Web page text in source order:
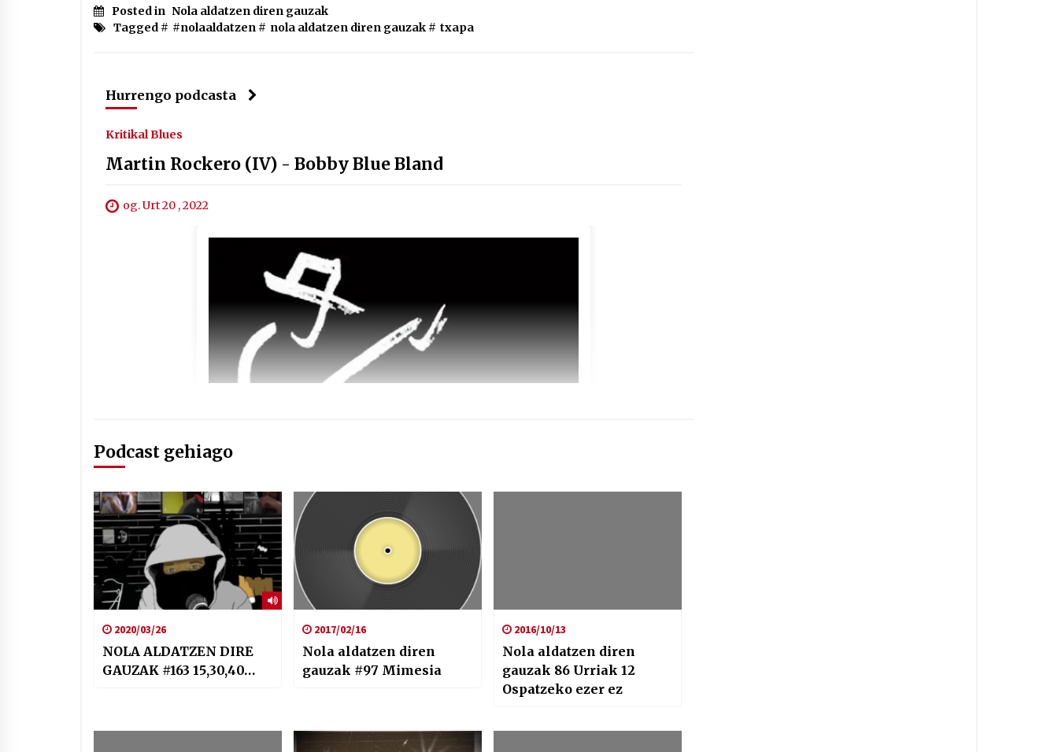
Posted in Nola aldatzen diren gauzak
Tagged # #nolaaldatzen # nola aldatzen diren gauzak # txapa
Hurrengo podcasta
Kritikal Blues
Martin Rockero (IV) - Bobby Blue Bland
og. Urt 20 , 2022
Podcast gehiago
2020/03/26
NOLA ALDATZEN DIRE
GAUZAK #163 15,30,40…
2017/02/16
Nola aldatzen diren
gauzak #97 Mimesia
2016/10/13
Nola aldatzen diren
gauzak 86 Urriak 12
Ospatzeko ezer ez